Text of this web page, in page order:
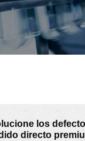
los
directo